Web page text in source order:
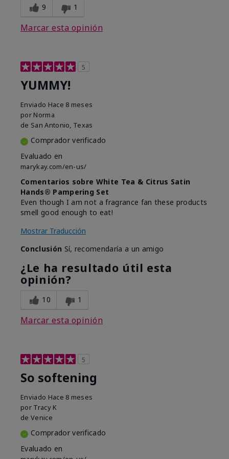
9 1
Marcar esta opinión
5
YUMMY!
Enviado Hace 8 meses
por Norma
de San Antonio, Texas
Comprador verificado
Evaluado en
marykay.com/en-us/
Comentarios sobre White Tea & Citrus Satin
Hands® Pampering Set
Even though I am not a fragrance fan these products
smell good enough to eat!
Mostrar Traducción
Conclusión Sí, recomendaría a un amigo
¿Le ha resultado útil esta
opinión?
10 1
Marcar esta opinión
5
So softening
Enviado Hace 8 meses
por Tracy K
de Venice
Comprador verificado
Evaluado en